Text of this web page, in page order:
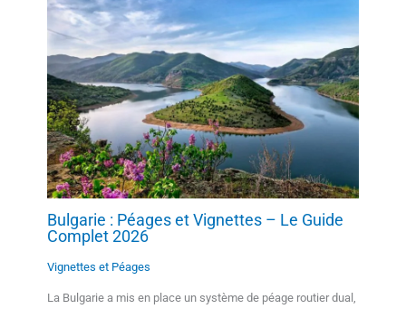
Bulgarie : Péages et Vignettes – Le Guide
Complet 2026
Vignettes et Péages
La Bulgarie a mis en place un système de péage routier dual,